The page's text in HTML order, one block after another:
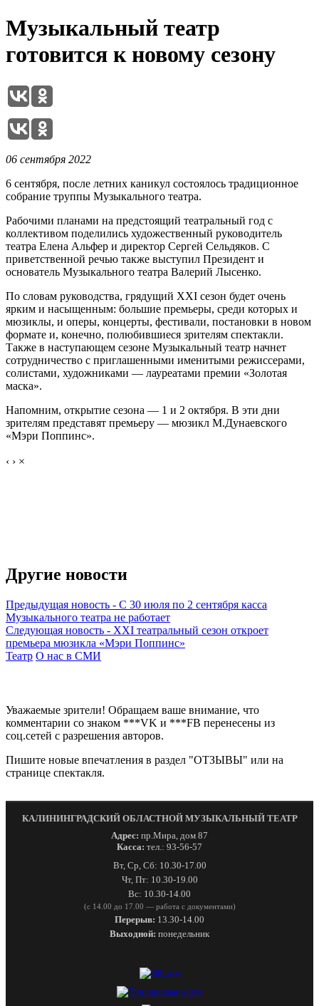
Музыкальный театр
готовится к новому сезону
06 сентября 2022
6 сентября, после летних каникул состоялось традиционное
собрание труппы Музыкального театра.
Рабочими планами на предстоящий театральный год с
коллективом поделились художественный руководитель
театра Елена Альфер и директор Сергей Сельдяков. С
приветственной речью также выступил Президент и
основатель Музыкального театра Валерий Лысенко.
По словам руководства, грядущий ХХI сезон будет очень
ярким и насыщенным: большие премьеры, среди которых и
мюзиклы, и оперы, концерты, фестивали, постановки в новом
формате и, конечно, полюбившиеся зрителям спектакли.
Также в наступающем сезоне Музыкальный театр начнет
сотрудничество с приглашенными именитыми режиссерами,
солистами, художниками — лауреатами премии «Золотая
маска».
Напомним, открытие сезона — 1 и 2 октября. В эти дни
зрителям представят премьеру — мюзикл М.Дунаевского
«Мэри Поппинс».
‹ › ×
Другие новости
Предыдущая новость - С 30 июля по 2 сентября касса
Музыкального театра не работает
Следующая новость - ХХI театральный сезон откроет
премьера мюзикла «Мэри Поппинс»
Театр О нас в СМИ
Уважаемые зрители! Обращаем ваше внимание, что
комментарии со знаком ***VK и ***FB перенесены из
соц.сетей с разрешения авторов.
Пишите новые впечатления в раздел "ОТЗЫВЫ" или на
странице спектакля.
КАЛИНИНГРАДСКИЙ ОБЛАСТНОЙ МУЗЫКАЛЬНЫЙ ТЕАТР
Адрес: пр.Мира, дом 87
Касса: тел.: 93-56-57
Вт, Ср, Сб: 10.30-17.00
Чт, Пт: 10.30-19.00
Вс: 10.30-14.00
(с 14.00 до 17.00 — работа с документами)
Перерыв: 13.30-14.00
Выходной: понедельник